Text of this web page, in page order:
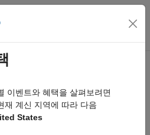
메뉴 토글
pipeline block
이벤트와 혜택을 살펴보려면
재 계신 지역에 따라 다음
States